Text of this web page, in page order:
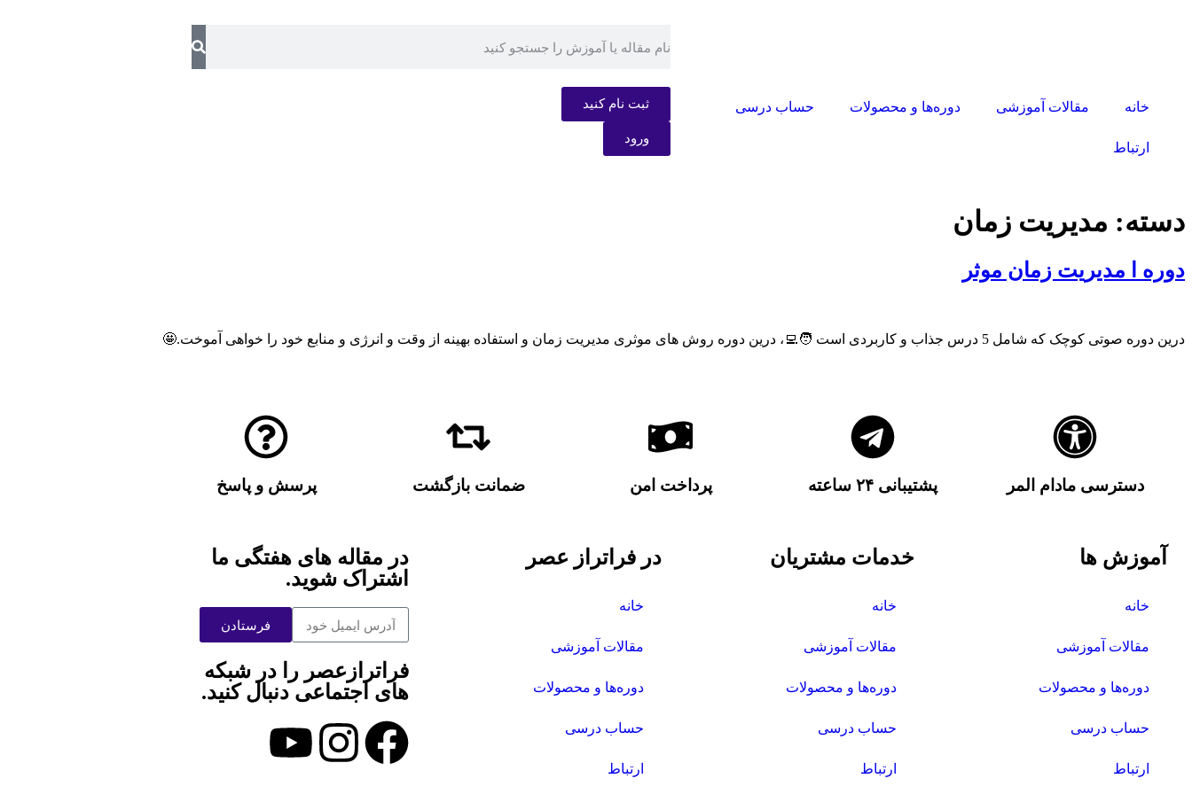
خانه مقالات آموزشی دوره‌ها و محصولات حساب درسی
ارتباط
ثبت نام کنید
ورود
دسته: مدیریت زمان
دوره ا مدیریت زمان موثر
درین دوره صوتی کوچک که شامل 5 درس جذاب و کاربردی است 🧑‍💻، درین دوره روش های موثری مدیریت زمان و استفاده بهینه از وقت و انرژی و منابع خود را خواهی آموخت.🤩
دسترسی مادام المر پشتیبانی ۲۴ ساعته پرداخت امن ضمانت بازگشت پرسش و پاسخ
آموزش ها
خانه
مقالات آموزشی
دوره‌ها و محصولات
حساب درسی
ارتباط
خدمات مشتریان
خانه
مقالات آموزشی
دوره‌ها و محصولات
حساب درسی
ارتباط
در فراتراز عصر
خانه
مقالات آموزشی
دوره‌ها و محصولات
حساب درسی
ارتباط
در مقاله های هفتگی ما
اشتراک شوید.
فرستادن
فراترازعصر را در شبکه
های اجتماعی دنبال کنید.